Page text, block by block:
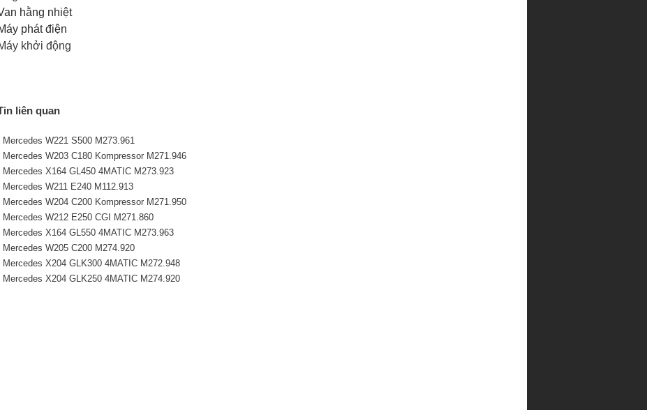
hằng nhiệt
phát điện
khởi động
liên quan
Mercedes W221 S500 M273.961
Mercedes W203 C180 Kompressor M271.946
Mercedes X164 GL450 4MATIC M273.923
Mercedes W211 E240 M112.913
Mercedes W204 C200 Kompressor M271.950
Mercedes W212 E250 CGI M271.860
Mercedes X164 GL550 4MATIC M273.963
Mercedes W205 C200 M274.920
Mercedes X204 GLK300 4MATIC M272.948
Mercedes X204 GLK250 4MATIC M274.920